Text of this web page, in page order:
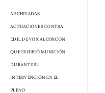
ARCHIVADAS
ACTUACIONES CONTRA
EDIL DE VOX ALCORCÓN
QUE EXHIBIÓ MUNICIÓN
DURANTE SU
INTERVENCIÓN EN EL
PLENO